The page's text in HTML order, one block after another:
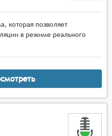
которая позволяет
в режиме реального